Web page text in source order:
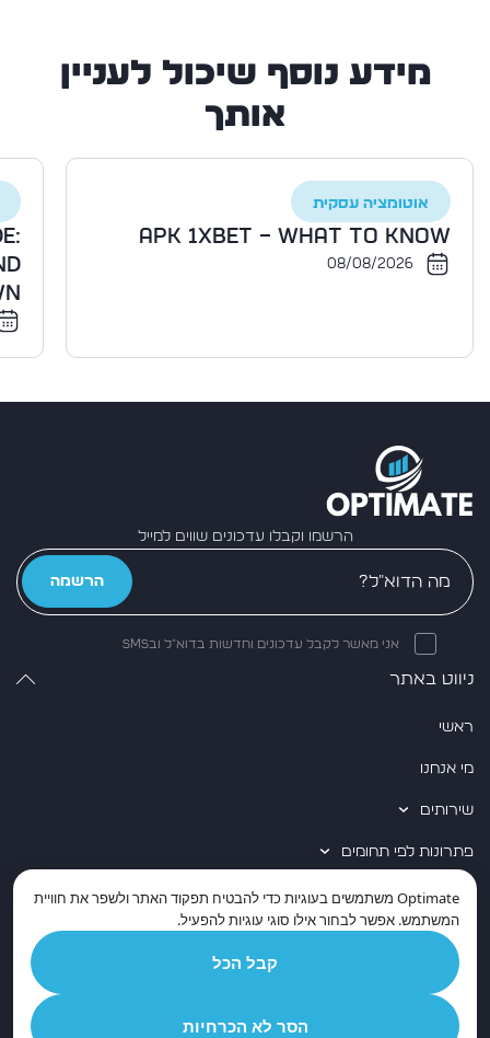
מידע נוסף שיכול לעניין
אותך
אוטומציה עסקית
apk 1xbet – What to Know
08/08/2026
הרשמו וקבלו עדכונים שווים למייל
אני מאשר לקבל עדכונים וחדשות בדוא״ל ובSMS
הרשמה
ניווט באתר
ראשי
מי אנחנו
שירותים
פתרונות לפי תחומים
שותפים טכנולוגיים
מידע מקצועי
גם ברשתות החברתיות
יצירת קשר
Optimate משתמשים בעוגיות כדי להבטיח תפקוד האתר ולשפר את חוויית
המשתמש. אפשר לבחור אילו סוגי עוגיות להפעיל.
קבל הכל
הסר לא הכרחיות